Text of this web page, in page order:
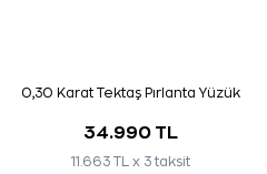
0,30 Karat Tektaş Pırlanta Yüzük
34.990 TL
11.663 TL x 3 taksit